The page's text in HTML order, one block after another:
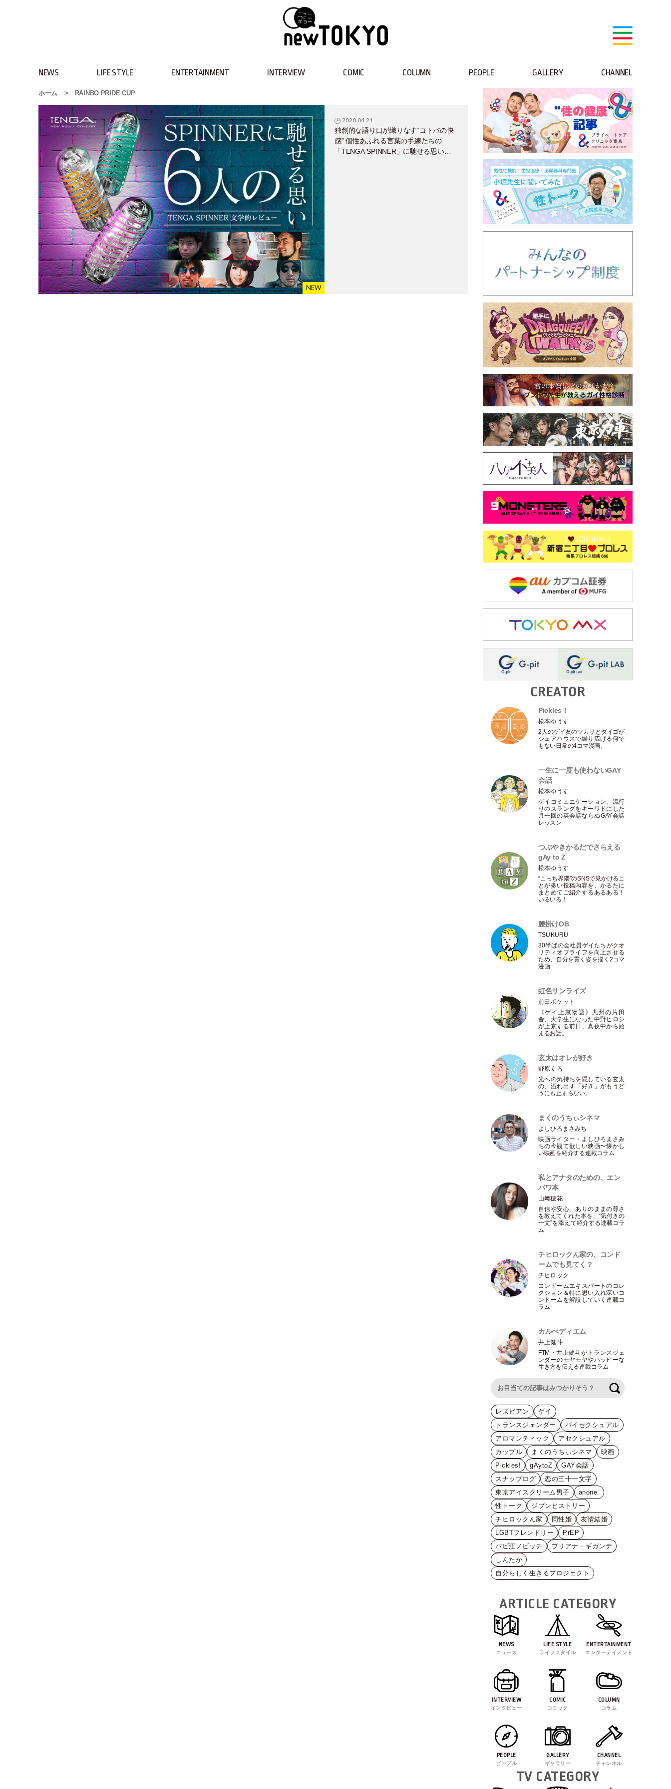
NEWS LIFE STYLE ENTERTAINMENT INTERVIEW COMIC COLUMN PEOPLE GALLERY CHANNEL
ホーム > RAINBO PRIDE CUP
2020.04.21
独創的な語り口が織りなす“コトバの快
感” 個性あふれる言葉の手練たちの
「TENGA SPINNER」に馳せる思いを
CREATOR
Pickles！
松本ゆうす
2人のゲイ友のツカサとダイゴが
シェアハウスで繰り広げる何で
もない日常の4コマ漫画。
一生に一度も使わないGAY
会話
松本ゆうす
ゲイコミュニケーション。流行
りのスラングをキーワドにした
月一回の英会話ならぬGAY会話
レッスン
つぶやきかるだでさらえる
gAy to Z
松本ゆうす
“こっち界隈”のSNSで見かけるこ
とが多い投稿内容を、かるたに
まとめてご紹介するあるある！
いるいる！
腰掛けOB
TSUKURU
30半ばの会社員ゲイたちがクオ
リティオブライフを向上させる
ため、自分を貫く姿を描く2コマ
漫画
虹色サンライズ
前田ポケット
《ゲイ上京物語》九州の片田
舎、大学生になった中野ヒロシ
が上京する前日、真夜中から始
まるお話。
玄太はオレが好き
野原くろ
光への気持ちを隠している玄太
の、溢れ出す 「好き 」がもうど
うにも止まらない。
まくのうちぃシネマ
よしひろまさみち
映画ライター ・ よしひろまさみ
ちの今観て欲しい映画〜懐かし
い映画を紹介する連載コラム
私とアナタのための、エン
パワ本
山﨑穂花
自信や安心、ありのままの尊さ
を教えてくれた本を、“気付きの
一文”を添えて紹介する連載コラ
ム
チヒロックん家の、コンド
ームでも見てく？
チヒロック
コンドームエキスパートのコレ
クション＆特に思い入れ深いコ
ンドームを解説していく連載コ
ラム
カルぺディエム
井上健斗
FTM ・井上健斗がトランスジェ
ンダーのモヤモヤやハッピーな
生き方を伝える連載コラム
レズビアン
ゲイ
トランスジェンダー
バイセクシュアル
アロマンティック
アセクシュアル
カップル
まくのうちぃシネマ
映画
Pickles!
gAytoZ
GAY会話
スナップログ
恋の三十一文字
東京アイスクリーム男子
anone.
性トーク
ジブンヒストリー
チヒロックん家
同性婚
友情結婚
LGBTフレンドリー
PrEP
バビ江ノビッチ
ブリアナ・ギガンテ
しんたか
自分らしく生きるプロジェクト
ARTICLE CATEGORY
NEWS
ニュース
LIFE STYLE
ライフスタイル
ENTERTAINMENT
エンターテイメント
INTERVIEW
インタビュー
COMIC
コミック
COLUMN
コラム
PEOPLE
ピープル
GALLERY
ギャラリー
CHANNEL
チャンネル
TV CATEGORY